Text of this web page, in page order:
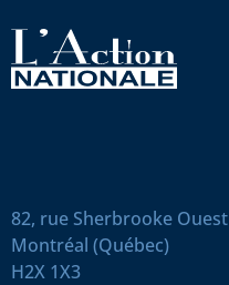
82, rue Sherbrooke Ouest
Montréal (Québec)
H2X 1X3